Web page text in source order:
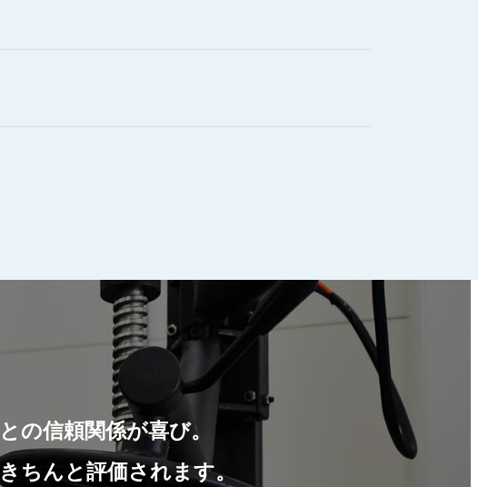
の信頼関係が喜び。
ちんと評価されます。